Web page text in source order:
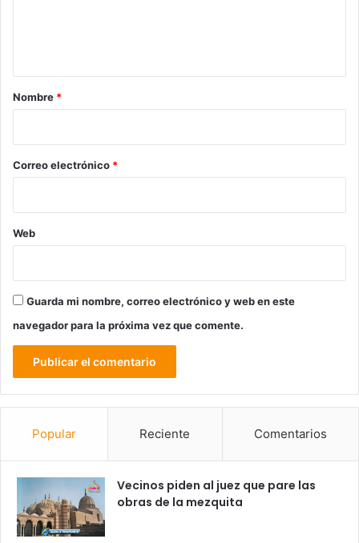
r
*
Nombre *
Correo electrónico *
Web
Guarda mi nombre, correo electrónico y web en este
navegador para la próxima vez que comente.
Popular Reciente Comentarios
Vecinos piden al juez que pare las
obras de la mezquita